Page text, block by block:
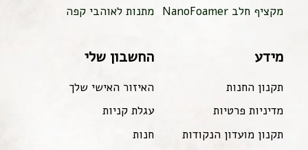
מקציף חלב NanoFoamer
מתנות לאוהבי קפה
מידע
תקנון החנות
מדיניות פרטיות
תקנון מועדון הנקודות
החשבון שלי
האיזור האישי שלך
עגלת קניות
חנות